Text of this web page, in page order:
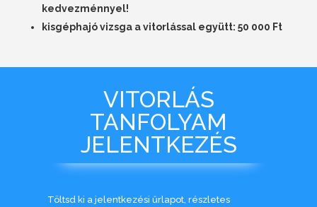
kedvezménnyel!
kisgéphajó vizsga a vitorlással együtt: 50 000 Ft
VITORLÁS
TANFOLYAM
JELENTKEZÉS
Töltsd ki a jelentkezési űrlapot, részletes